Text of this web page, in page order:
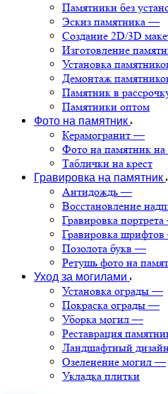
Памятники без
Эскиз памятника —
Создание 2D/3D
Изготовление
Установка
Демонтаж
Памятник в
Памятники оптом
Фото на памятник
Керамогранит —
Фото на памятник на
Таблички на крест
Гравировка на памятник
Антидождь —
Восстановление
Гравировка портрета
Гравировка шрифтов
Позолота букв —
Ретушь фото на
Уход за могилами
Установка ограды —
Покраска ограды —
Уборка могил —
Реставрация
Ландшафтный
Озеленение могил —
Укладка плитки